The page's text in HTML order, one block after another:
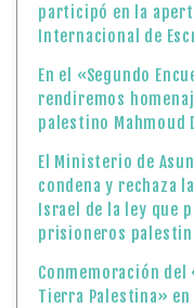
participó en la
Internacional de
En el «Segundo
rendiremos
palestino Mahmoud
El Ministerio de
condena y rechaza
Israel de la ley que
prisioneros
Conmemoración del
Tierra Palestina»